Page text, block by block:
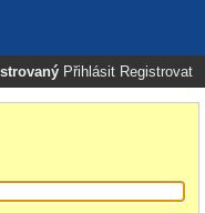
Přihlásit Registrovat